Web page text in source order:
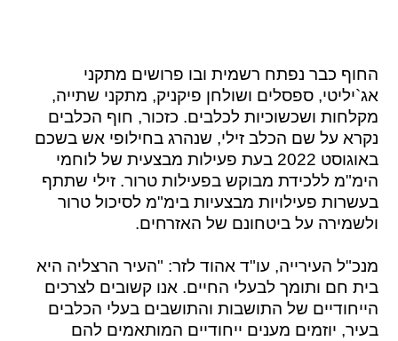
החוף כבר נפתח רשמית ובו פרושים מתקני
אג`יליטי, ספסלים ושולחן פיקניק, מתקני שתייה,
מקלחות ושכשוכיות לכלבים. כזכור, חוף הכלבים
נקרא על שם הכלב זילי, שנהרג בחילופי אש בשכם
באוגוסט 2022 בעת פעילות מבצעית של לוחמי
הימ"מ ללכידת מבוקש בפעילות טרור. זילי שתתף
בעשרות פעילויות מבצעיות בימ"מ לסיכול טרור
ולשמירה על ביטחונם של האזרחים.
מנכ"ל העירייה, עו"ד אהוד לזר: "העיר הרצליה היא
בית חם ותומך לבעלי החיים. אנו קשובים לצרכים
הייחודיים של התושבות והתושבים בעלי הכלבים
בעיר, יוזמים מענים ייחודיים המותאמים להם